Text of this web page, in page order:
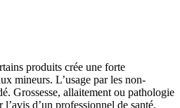
produits crée une forte
mineurs. L’usage par les non-
Grossesse, allaitement ou pathologie
d’un professionnel de santé.